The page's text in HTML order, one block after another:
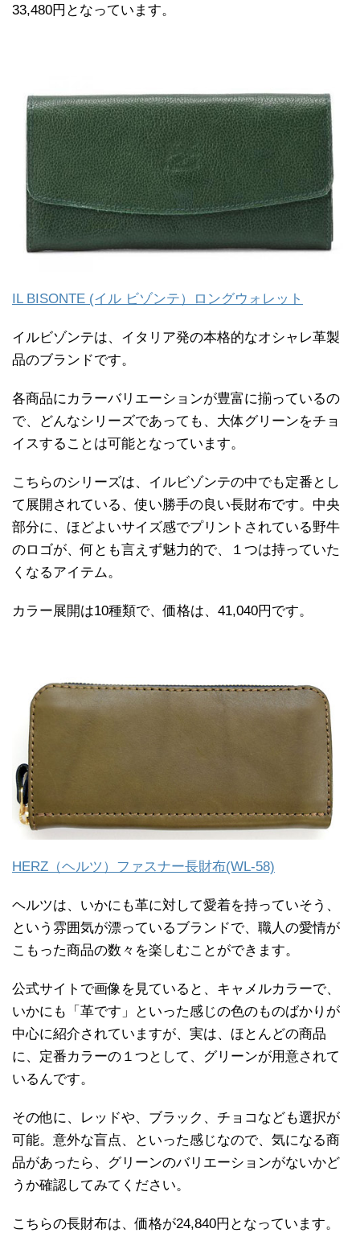
33,480円となっています。
IL BISONTE (イル ビゾンテ）ロングウォレット
イルビゾンテは、イタリア発の本格的なオシャレ革製
品のブランドです。
各商品にカラーバリエーションが豊富に揃っているの
で、どんなシリーズであっても、大体グリーンをチョ
イスすることは可能となっています。
こちらのシリーズは、イルビゾンテの中でも定番とし
て展開されている、使い勝手の良い長財布です。中央
部分に、ほどよいサイズ感でプリントされている野牛
のロゴが、何とも言えず魅力的で、１つは持っていた
くなるアイテム。
カラー展開は10種類で、価格は、41,040円です。
HERZ（ヘルツ）ファスナー長財布(WL-58)
ヘルツは、いかにも革に対して愛着を持っていそう、
という雰囲気が漂っているブランドで、職人の愛情が
こもった商品の数々を楽しむことができます。
公式サイトで画像を見ていると、キャメルカラーで、
いかにも「革です」といった感じの色のものばかりが
中心に紹介されていますが、実は、ほとんどの商品
に、定番カラーの１つとして、グリーンが用意されて
いるんです。
その他に、レッドや、ブラック、チョコなども選択が
可能。意外な盲点、といった感じなので、気になる商
品があったら、グリーンのバリエーションがないかど
うか確認してみてください。
こちらの長財布は、価格が24,840円となっています。